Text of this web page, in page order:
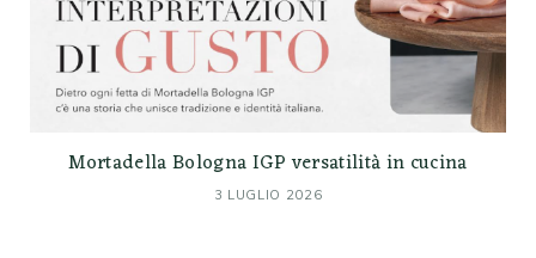
Mortadella Bologna IGP versatilità in cucina
3 LUGLIO 2026